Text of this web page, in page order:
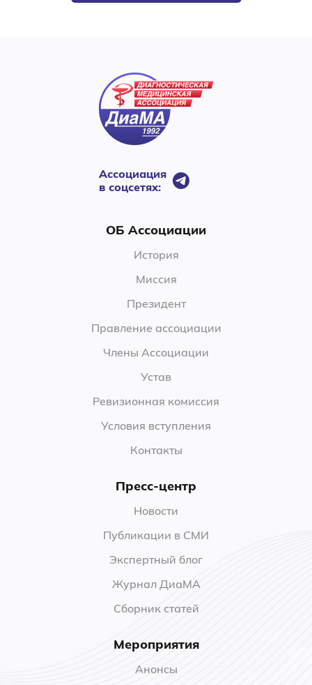
Ассоциация
в соцсетях:
ОБ Ассоциации
История
Миссия
Президент
Правление ассоциации
Члены Ассоциации
Устав
Ревизионная комиссия
Условия вступления
Контакты
Пресс-центр
Новости
Публикации в СМИ
Экспертный блог
Журнал ДиаМА
Сборник статей
Мероприятия
Анонсы